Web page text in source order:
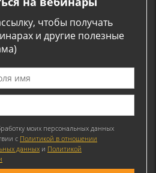
чтобы получать
и другие полезные
моих персональных данных
с Политикой в отношении
данных и Политикой